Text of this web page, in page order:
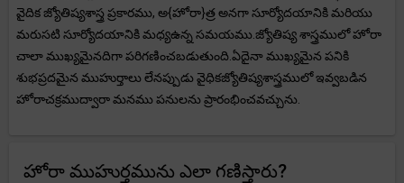
వైదిక జ్యోతిష్యశాస్త్ర ప్రకారము, అ{హోరా}త్ర అనగా సూర్యోదయానికి మరియు
మరుసటి సూర్యోదయానికి మధ్యఉన్న సమయము.జ్యోతిష్య శాస్త్రములో హోరా
చాలా ముఖ్యమైనదిగా పరిగణించబడుతుంది.ఏదైనా ముఖ్యమైన పనికి
శుభప్రదమైన ముహుర్తాలు లేనప్పుడు వైధికజ్యోతిష్యశాస్త్రములో ఇవ్వబడిన
హోరాచక్రముద్వారా మనము పనులను ప్రారంభించవచ్చును.
హోరా ముహుర్తమును ఎలా గణిస్తారు?